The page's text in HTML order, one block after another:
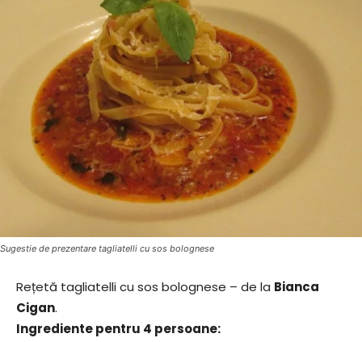
Sugestie de prezentare tagliatelli cu sos bolognese
Rețetă tagliatelli cu sos bolognese – de la Bianca
Cigan.
Ingrediente pentru 4 persoane: